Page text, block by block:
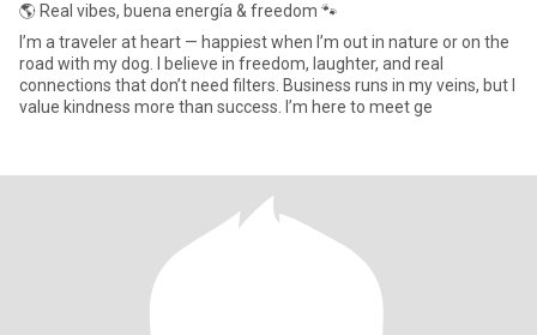
🌎 Real vibes, buena energía & freedom 🐾
I’m a traveler at heart — happiest when I’m out in nature or on the
road with my dog. I believe in freedom, laughter, and real
connections that don’t need filters. Business runs in my veins, but I
value kindness more than success. I’m here to meet ge